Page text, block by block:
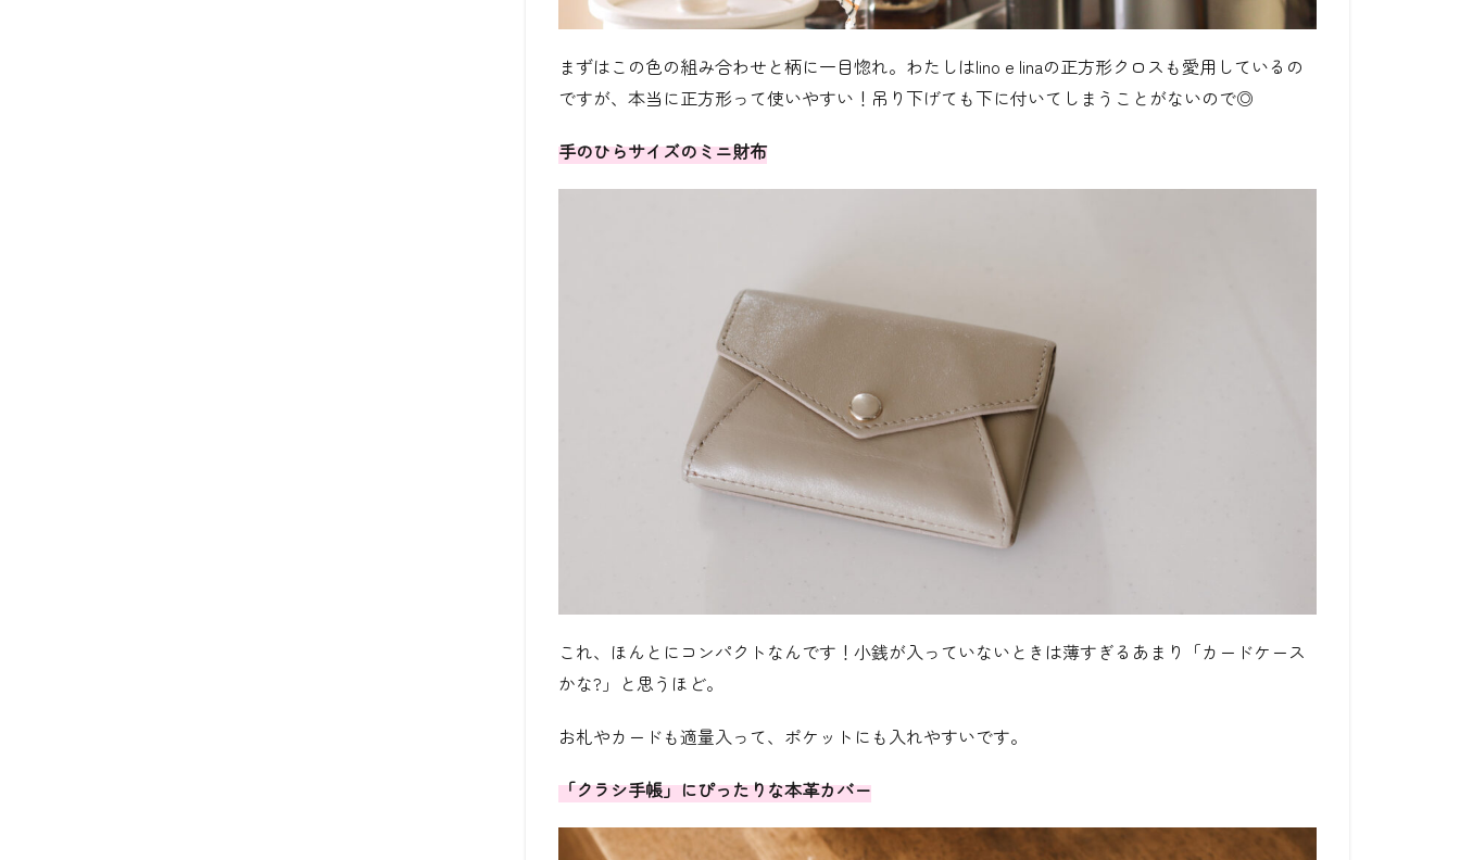
まずはこの色の組み合わせと柄に一目惚れ。わたしはlino e linaの正方形クロスも愛用しているの
ですが、本当に正方形って使いやすい！吊り下げても下に付いてしまうことがないので◎
手のひらサイズのミニ財布
これ、ほんとにコンパクトなんです！小銭が入っていないときは薄すぎるあまり「カードケース
かな? 」と思うほど。
お札やカードも適量入って、ポケットにも入れやすいです。
「クラシ手帳」にぴったりな本革カバー